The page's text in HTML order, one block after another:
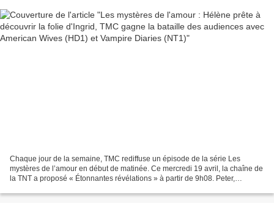
Chaque jour de la semaine, TMC rediffuse un épisode de la série Les
mystères de l’amour en début de matinée. Ce mercredi 19 avril, la chaîne de
la TNT a proposé « Étonnantes révélations » à partir de 9h08. Peter,